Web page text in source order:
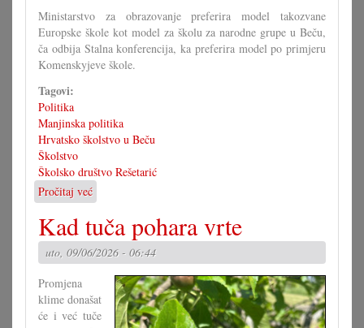
Ministarstvo za obrazovanje preferira model takozvane
Europske škole kot model za školu za narodne grupe u Beču,
ča odbija Stalna konferencija, ka preferira model po primjeru
Komenskyjeve škole.
Tagovi:
Politika
Manjinska politika
Hrvatsko školstvo u Beču
Školstvo
Školsko društvo Rešetarić
Pročitaj već
Stalna
konferencija
odbija
Europsku
školu
Kad tuča pohara vrte
uto, 09/06/2026 - 06:44
Promjena
klime donašat
će i već tuče